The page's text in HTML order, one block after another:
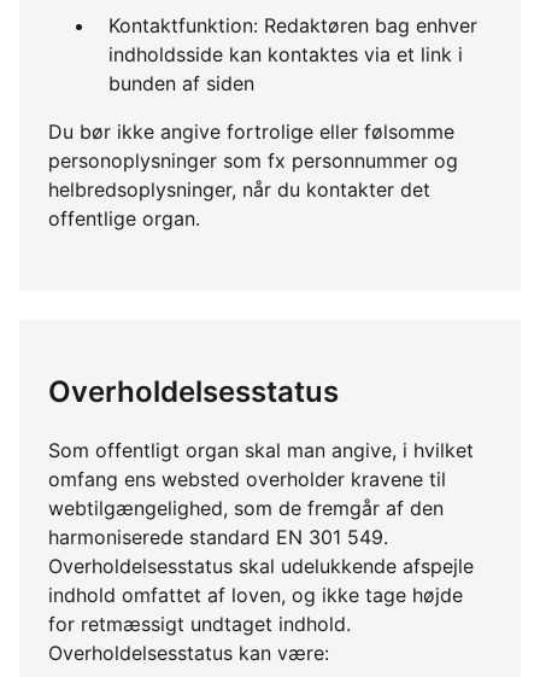
Kontaktfunktion: Redaktøren bag enhver
indholdsside kan kontaktes via et link i
bunden af siden
Du bør ikke angive fortrolige eller følsomme
personoplysninger som fx personnummer og
helbredsoplysninger, når du kontakter det
offentlige organ.
Overholdelsesstatus
Som offentligt organ skal man angive, i hvilket
omfang ens websted overholder kravene til
webtilgængelighed, som de fremgår af den
harmoniserede standard EN 301 549.
Overholdelsesstatus skal udelukkende afspejle
indhold omfattet af loven, og ikke tage højde
for retmæssigt undtaget indhold.
Overholdelsesstatus kan være: